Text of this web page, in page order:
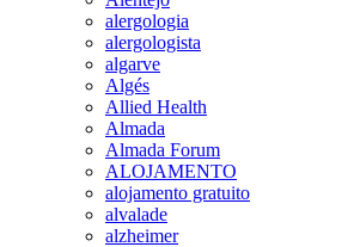
alergologia
alergologista
algarve
Algés
Allied Health
Almada
Almada Forum
ALOJAMENTO
alojamento gratuito
alvalade
alzheimer